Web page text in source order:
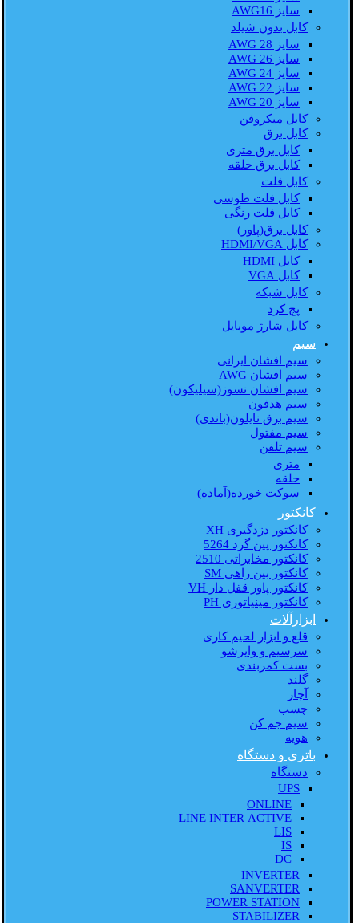
سایز AWG16
کابل بدون شیلد
سایز AWG 28
سایز AWG 26
سایز AWG 24
سایز AWG 22
سایز AWG 20
کابل میکروفن
کابل برق
کابل برق متری
کابل برق حلقه
کابل فلت
کابل فلت طوسی
کابل فلت رنگی
کابل برق(پاور)
کابل HDMI/VGA
کابل HDMI
کابل VGA
کابل شبکه
پچ کرد
کابل شارژ موبایل
سیم
سیم افشان ایرانی
سیم افشان AWG
سیم افشان نسوز(سیلیکون)
سیم هدفون
سیم برق نایلون(باندی)
سیم مفتول
سیم تلفن
متری
حلقه
سوکت خورده(آماده)
کانکتور
کانکتور دزدگیری XH
کانکتور پین گرد 5264
کانکتور مخابراتی 2510
کانکتور بین راهی SM
کانکتور پاور قفل دار VH
کانکتور مینیاتوری PH
ابزارآلات
قلع و ابزار لحیم کاری
سرسیم و وایرشو
بست کمربندی
گلند
آچار
چسب
سیم جم کن
هویه
باتری و دستگاه
دستگاه
UPS
ONLINE
LINE INTER ACTIVE
LIS
IS
DC
INVERTER
SANVERTER
POWER STATION
STABILIZER